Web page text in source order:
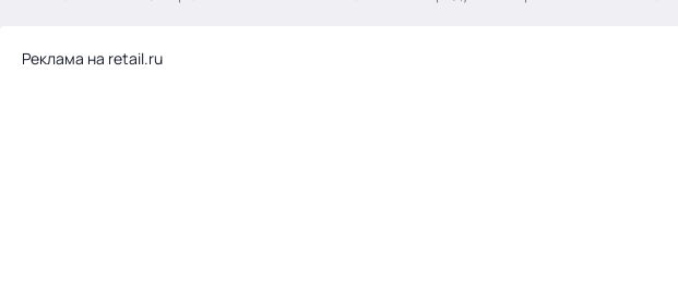
Реклама на retail.ru